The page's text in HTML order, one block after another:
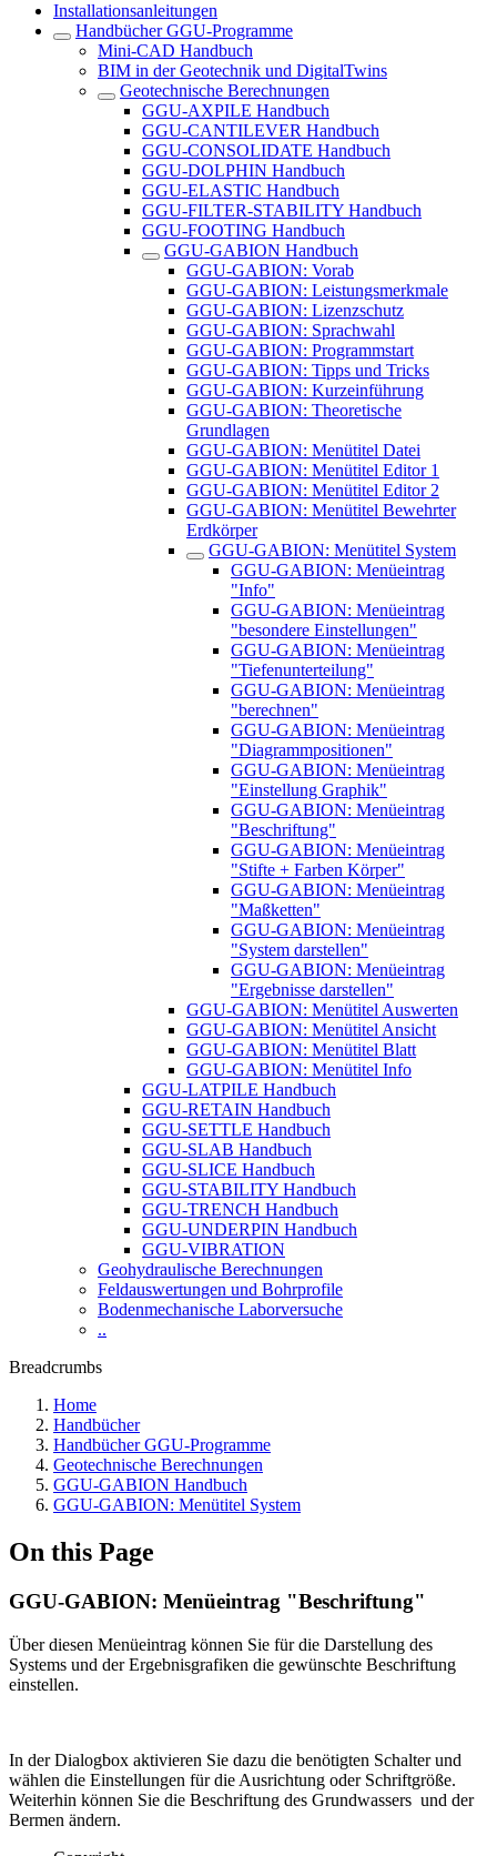
Installationsanleitungen
Handbücher GGU-Programme
Mini-CAD Handbuch
BIM in der Geotechnik und DigitalTwins
Geotechnische Berechnungen
GGU-AXPILE Handbuch
GGU-CANTILEVER Handbuch
GGU-CONSOLIDATE Handbuch
GGU-DOLPHIN Handbuch
GGU-ELASTIC Handbuch
GGU-FILTER-STABILITY Handbuch
GGU-FOOTING Handbuch
GGU-GABION Handbuch
GGU-GABION: Vorab
GGU-GABION: Leistungsmerkmale
GGU-GABION: Lizenzschutz
GGU-GABION: Sprachwahl
GGU-GABION: Programmstart
GGU-GABION: Tipps und Tricks
GGU-GABION: Kurzeinführung
GGU-GABION: Theoretische
Grundlagen
GGU-GABION: Menütitel Datei
GGU-GABION: Menütitel Editor 1
GGU-GABION: Menütitel Editor 2
GGU-GABION: Menütitel Bewehrter
Erdkörper
GGU-GABION: Menütitel System
GGU-GABION: Menüeintrag
"Info"
GGU-GABION: Menüeintrag
"besondere Einstellungen"
GGU-GABION: Menüeintrag
"Tiefenunterteilung"
GGU-GABION: Menüeintrag
"berechnen"
GGU-GABION: Menüeintrag
"Diagrammpositionen"
GGU-GABION: Menüeintrag
"Einstellung Graphik"
GGU-GABION: Menüeintrag
"Beschriftung"
GGU-GABION: Menüeintrag
"Stifte + Farben Körper"
GGU-GABION: Menüeintrag
"Maßketten"
GGU-GABION: Menüeintrag
"System darstellen"
GGU-GABION: Menüeintrag
"Ergebnisse darstellen"
GGU-GABION: Menütitel Auswerten
GGU-GABION: Menütitel Ansicht
GGU-GABION: Menütitel Blatt
GGU-GABION: Menütitel Info
GGU-LATPILE Handbuch
GGU-RETAIN Handbuch
GGU-SETTLE Handbuch
GGU-SLAB Handbuch
GGU-SLICE Handbuch
GGU-STABILITY Handbuch
GGU-TRENCH Handbuch
GGU-UNDERPIN Handbuch
GGU-VIBRATION
Geohydraulische Berechnungen
Feldauswertungen und Bohrprofile
Bodenmechanische Laborversuche
..
Breadcrumbs
Home
Handbücher
Handbücher GGU-Programme
Geotechnische Berechnungen
GGU-GABION Handbuch
GGU-GABION: Menütitel System
On this Page
GGU-GABION: Menüeintrag "Beschriftung"
Über diesen Menüeintrag können Sie für die Darstellung des
Systems und der Ergebnisgrafiken die gewünschte Beschriftung
einstellen.
In der Dialogbox aktivieren Sie dazu die benötigten Schalter und
wählen die Einstellungen für die Ausrichtung oder Schriftgröße.
Weiterhin können Sie die Beschriftung des Grundwassers und der
Bermen ändern.